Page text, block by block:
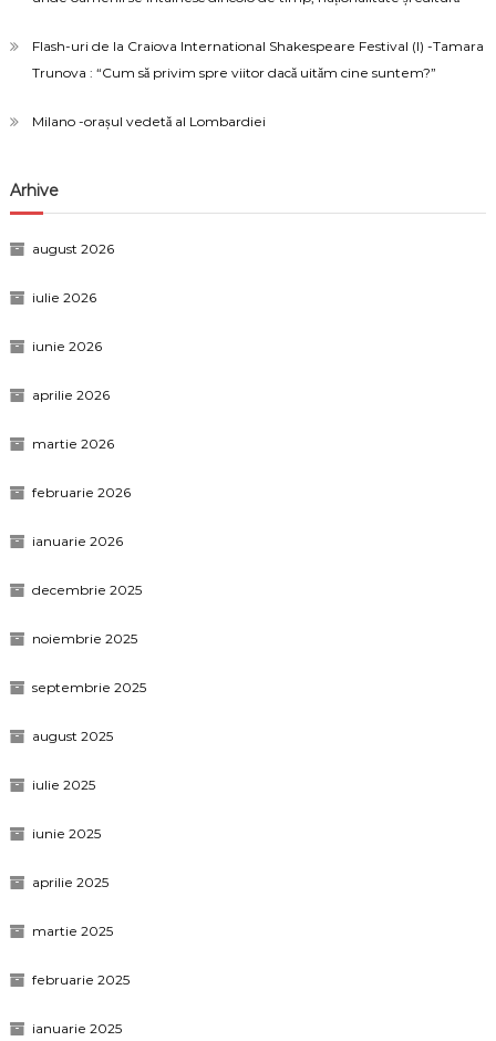
Flash-uri de la Craiova International Shakespeare Festival (I) -Tamara
Trunova : “Cum să privim spre viitor dacă uităm cine suntem?”
Milano -orașul vedetă al Lombardiei
Arhive
august 2026
iulie 2026
iunie 2026
aprilie 2026
martie 2026
februarie 2026
ianuarie 2026
decembrie 2025
noiembrie 2025
septembrie 2025
august 2025
iulie 2025
iunie 2025
aprilie 2025
martie 2025
februarie 2025
ianuarie 2025